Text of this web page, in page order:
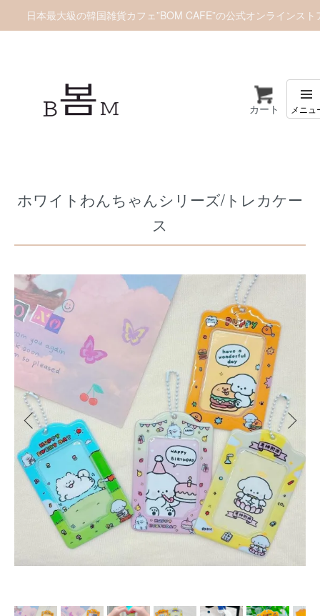
日本最大級の韓国雑貨カフェ”BOM CAFE”の公式オンラインスト
カート
ホワイトわんちゃんシリーズ/トレカケー
ス